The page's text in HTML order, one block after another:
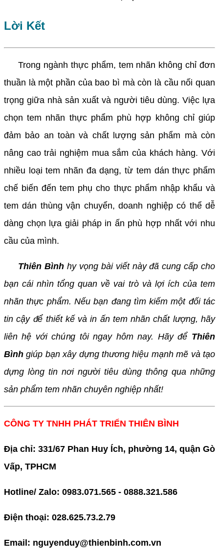
Lời Kết
Trong ngành thực phẩm, tem nhãn không chỉ đơn
thuần là một phần của bao bì mà còn là cầu nối quan
trọng giữa nhà sản xuất và người tiêu dùng. Việc lựa
chọn tem nhãn thực phẩm phù hợp không chỉ giúp
đảm bảo an toàn và chất lượng sản phẩm mà còn
nâng cao trải nghiệm mua sắm của khách hàng. Với
nhiều loại tem nhãn đa dạng, từ tem dán thực phẩm
chế biến đến tem phụ cho thực phẩm nhập khẩu và
tem dán thùng vận chuyển, doanh nghiệp có thể dễ
dàng chọn lựa giải pháp in ấn phù hợp nhất với nhu
cầu của mình.
Thiên Bìnhhy vọng bài viết này đã cung cấp cho
bạn cái nhìn tổng quan về vai trò và lợi ích của tem
nhãn thực phẩm. Nếu bạn đang tìm kiếm một đối tác
tin cậy để thiết kế và in ấn tem nhãn chất lượng, hãy
liên hệ với chúng tôi ngay hôm nay. Hãy để Thiên
Bình giúp bạn xây dựng thương hiệu mạnh mẽ và tạo
dựng lòng tin nơi người tiêu dùng thông qua những
sản phẩm tem nhãn chuyên nghiệp nhất!
CÔNG TY TNHH PHÁT TRIỂN THIÊN BÌNH
Địa chỉ: 331/67 Phan Huy Ích, phường 14, quận Gò
Vấp, TPHCM
Hotline/ Zalo: 0983.071.565 - 0888.321.586
Điện thoại: 028.625.73.2.79
Email: nguyenduy@thienbinh.com.vn